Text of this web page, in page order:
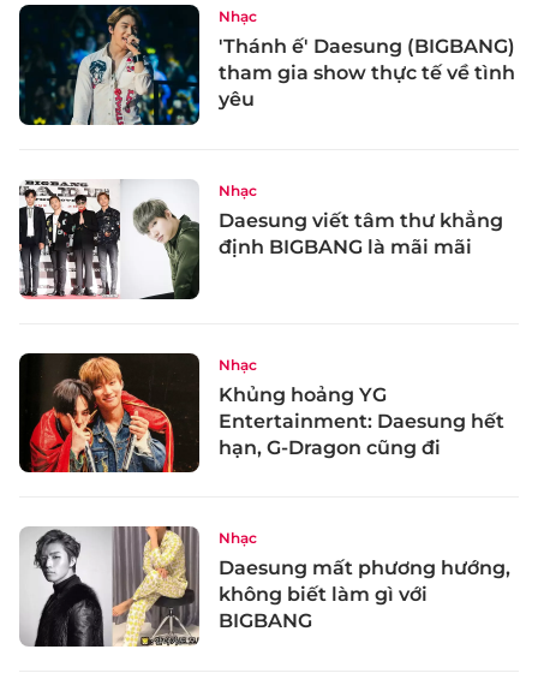
Nhạc
'Thánh ế' Daesung (BIGBANG)
tham gia show thực tế về tình
yêu
Nhạc
Daesung viết tâm thư khẳng
định BIGBANG là mãi mãi
Nhạc
Khủng hoảng YG
Entertainment: Daesung hết
hạn, G-Dragon cũng đi
Nhạc
Daesung mất phương hướng,
không biết làm gì với
BIGBANG